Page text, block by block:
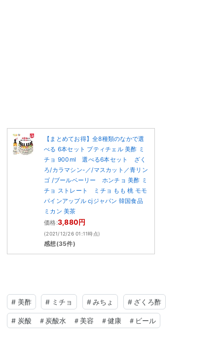
【まとめてお得】全8種類のなかで選
べる 6本セット プティチェル 美酢 ミ
チョ 900ml 選べる6本セット ざく
ろ/カラマシン-／/マスカット／青リン
ゴ /ブールベーリー ホンチョ 美酢 ミ
チョ ストレート ミチョ もも 桃 モモ
パインアップル cjジャパン 韓国食品
ミカン 美茶
価格:3,880円
(2021/12/26 01:11時点)
感想(35件)
# 美酢 # ミチョ # みちょ # ざくろ酢
# 炭酸 ＃炭酸水 ＃美容 ＃健康 ＃ビール